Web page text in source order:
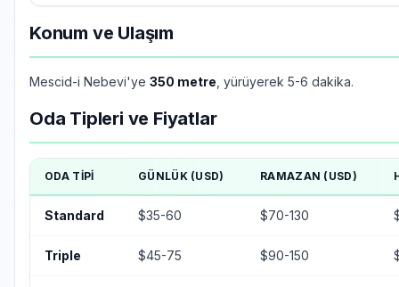
Konum ve Ulaşım
Mescid-i Nebevi'ye 350 metre , yürüyerek 5-6 dakika.
Oda Tipleri ve Fiyatlar
ODA TIPI GÜNLÜK (USD) RAMAZAN (USD)
Standard $35-60 $70-130
Triple $45-75 $90-150